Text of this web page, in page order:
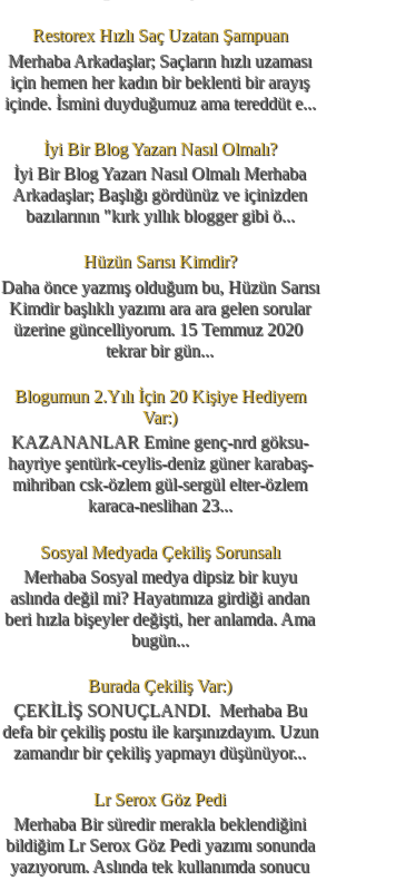
Restorex Hızlı Saç Uzatan Şampuan
Merhaba Arkadaşlar; Saçların hızlı uzaması
için hemen her kadın bir beklenti bir arayış
içinde. İsmini duyduğumuz ama tereddüt e...
İyi Bir Blog Yazarı Nasıl Olmalı?
İyi Bir Blog Yazarı Nasıl Olmalı Merhaba
Arkadaşlar; Başlığı gördünüz ve içinizden
bazılarının "kırk yıllık blogger gibi ö...
Hüzün Sarısı Kimdir?
Daha önce yazmış olduğum bu, Hüzün Sarısı
Kimdir başlıklı yazımı ara ara gelen sorular
üzerine güncelliyorum. 15 Temmuz 2020
tekrar bir gün...
Blogumun 2.Yılı İçin 20 Kişiye Hediyem
Var:)
KAZANANLAR Emine genç-nrd göksu-
hayriye şentürk-ceylis-deniz güner karabaş-
mihriban csk-özlem gül-sergül elter-özlem
karaca-neslihan 23...
Sosyal Medyada Çekiliş Sorunsalı
Merhaba Sosyal medya dipsiz bir kuyu
aslında değil mi? Hayatımıza girdiği andan
beri hızla bişeyler değişti, her anlamda. Ama
bugün...
Burada Çekiliş Var:)
ÇEKİLİŞ SONUÇLANDI. Merhaba Bu
defa bir çekiliş postu ile karşınızdayım. Uzun
zamandır bir çekiliş yapmayı düşünüyor...
Lr Serox Göz Pedi
Merhaba Bir süredir merakla beklendiğini
bildiğim Lr Serox Göz Pedi yazımı sonunda
yazıyorum. Aslında tek kullanımda sonucu